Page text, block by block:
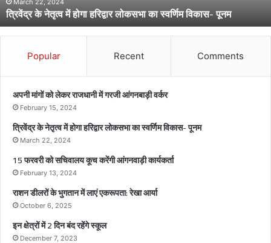
गा
ह
रि
लो
March 22, 2024
त्रिवेंद्र के नेतृत्व में होगा हरिद्वार लोकसभा का स्वर्णिम विकास- पूनम
Popular Recent Comments
अपनी मांगों को लेकर राजधानी में गरजी आंगनबाड़ी वर्कर
February 15, 2024
त्रिवेंद्र के नेतृत्व में होगा हरिद्वार लोकसभा का स्वर्णिम विकास- पूनम
March 22, 2024
15 फरवरी को सचिवालय कूच करेंगी आंगनवाड़ी कार्यकर्ता
February 13, 2024
राशन डीलरों के भुगतान में लाएं एकरूपता: रेखा आर्या
October 6, 2025
इन क्षेत्रों में 2 दिन बंद रहेंगे स्कूल
December 7, 2023